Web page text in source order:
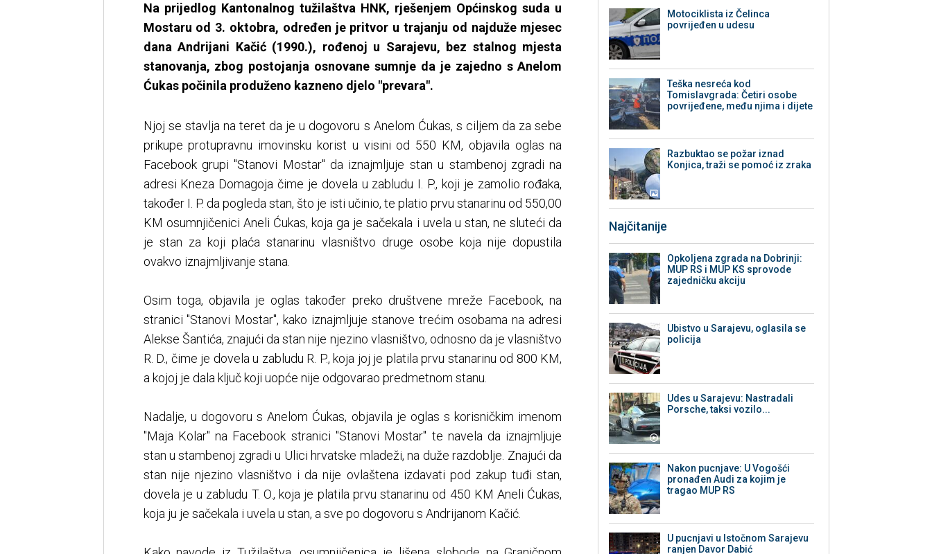
Na prijedlog Kantonalnog tužilaštva HNK, rješenjem Općinskog suda u
Mostaru od 3. oktobra, određen je pritvor u trajanju od najduže mjesec
dana Andrijani Kačić (1990.), rođenoj u Sarajevu, bez stalnog mjesta
stanovanja, zbog postojanja osnovane sumnje da je zajedno s Anelom
Ćukas počinila produženo kazneno djelo "prevara".
Njoj se stavlja na teret da je u dogovoru s Anelom Ćukas, s ciljem da za sebe
prikupe protupravnu imovinsku korist u visini od 550 KM, objavila oglas na
Facebook grupi "Stanovi Mostar" da iznajmljuje stan u stambenoj zgradi na
adresi Kneza Domagoja čime je dovela u zabludu I. P., koji je zamolio rođaka,
također I. P. da pogleda stan, što je isti učinio, te platio prvu stanarinu od 550,00
KM osumnjičenici Aneli Ćukas, koja ga je sačekala i uvela u stan, ne sluteći da
je stan za koji plaća stanarinu vlasništvo druge osobe koja nije dopustila
ovakvo iznajmljivanje stana.
Osim toga, objavila je oglas također preko društvene mreže Facebook, na
stranici "Stanovi Mostar", kako iznajmljuje stanove trećim osobama na adresi
Alekse Šantića, znajući da stan nije njezino vlasništvo, odnosno da je vlasništvo
R. D., čime je dovela u zabludu R. P., koja joj je platila prvu stanarinu od 800 KM,
a kojoj je dala ključ koji uopće nije odgovarao predmetnom stanu.
Nadalje, u dogovoru s Anelom Ćukas, objavila je oglas s korisničkim imenom
"Maja Kolar" na Facebook stranici "Stanovi Mostar" te navela da iznajmljuje
stan u stambenoj zgradi u Ulici hrvatske mladeži, na duže razdoblje. Znajući da
stan nije njezino vlasništvo i da nije ovlaštena izdavati pod zakup tuđi stan,
dovela je u zabludu T. O., koja je platila prvu stanarinu od 450 KM Aneli Ćukas,
koja ju je sačekala i uvela u stan, a sve po dogovoru s Andrijanom Kačić.
Motociklista iz Čelinca
povrijeđen u udesu
Teška nesreća kod
Tomislavgrada: Četiri osobe
povrijeđene, među njima i dijete
Razbuktao se požar iznad
Konjica, traži se pomoć iz zraka
Najčitanije
Opkoljena zgrada na Dobrinji:
MUP RS i MUP KS sprovode
zajedničku akciju
Ubistvo u Sarajevu, oglasila se
policija
Udes u Sarajevu: Nastradali
Porsche, taksi vozilo...
Nakon pucnjave: U Vogošći
pronađen Audi za kojim je
tragao MUP RS
U pucnjavi u Istočnom Sarajevu
ranjen Davor Dabić